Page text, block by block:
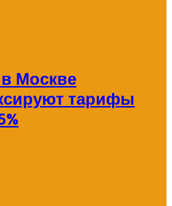
Москве
тарифы